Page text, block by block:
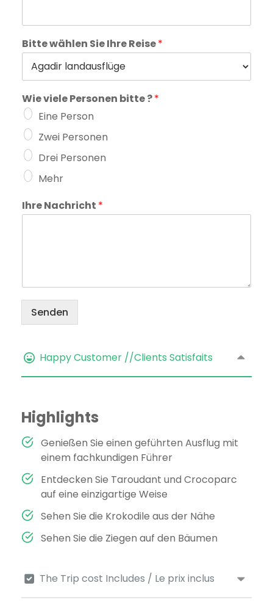
Bitte wählen Sie Ihre Reise*
Wie viele Personen bitte ?*
Eine Person
Zwei Personen
Drei Personen
Mehr
Ihre Nachricht *
Senden
Happy Customer //Clients Satisfaits
The Trip cost Includes / Le prix inclus
Highlights
Genießen Sie einen geführten Ausflug mit
einem fachkundigen Führer
Entdecken Sie Taroudant und Crocoparc
auf eine einzigartige Weise
Sehen Sie die Krokodile aus der Nähe
Sehen Sie die Ziegen auf den Bäumen